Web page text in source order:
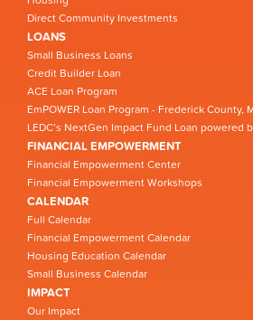
Direct Community Investments
LOANS
Small Business Loans
Credit Builder Loan
ACE Loan Program
EmPOWER Loan Program - Frederick County,
LEDC’s NextGen Impact Fund Loan powered
FINANCIAL EMPOWERMENT
Financial Empowerment Center
Financial Empowerment Workshops
CALENDAR
Full Calendar
Financial Empowerment Calendar
Housing Education Calendar
Small Business Calendar
IMPACT
Our Impact